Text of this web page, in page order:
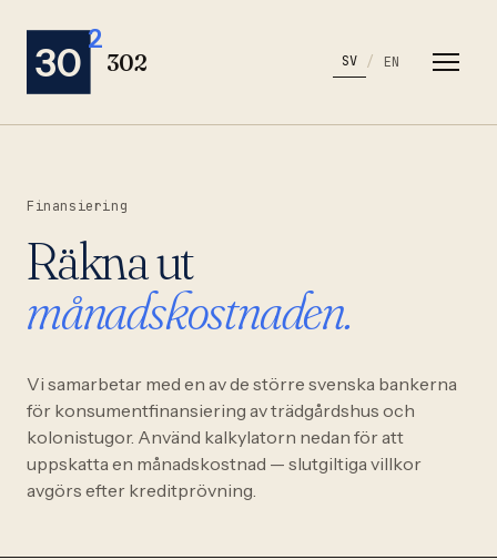
30 2
302 SV / EN
Finansiering
Räkna ut
månadskostnaden.
Vi samarbetar med en av de större svenska bankerna
för konsumentfinansiering av trädgårdshus och
kolonistugor. Använd kalkylatorn nedan för att
uppskatta en månadskostnad — slutgiltiga villkor
avgörs efter kreditprövning.